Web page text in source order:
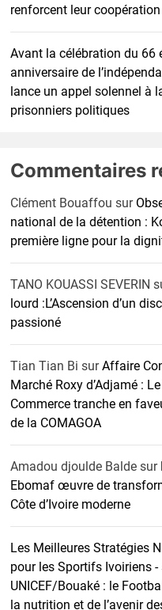
renforcent leur coopération
Avant la célébration du 66
anniversaire de
lance un appel solennel à
prisonniers politiques
Commentaires
Clément Bouaffou sur
national de la détention :
première ligne pour la
TANO KOUASSI SEVERIN
lourd :L’Ascension d’un
passioné
Tian Tian Bi surAffaire
Marché Roxy d’Adjamé :
Commerce tranche en
de la COMAGOA
Amadou djoulde Balde sur
Ebomaf œuvre de
Côte d’Ivoire moderne
Les Meilleures Stratégies
pour les Sportifs Ivoiriens -
UNICEF/Bouaké : le
la nutrition et de l’avenir